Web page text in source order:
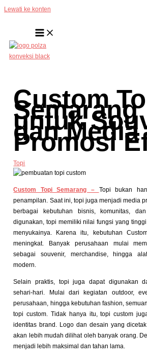
Lewati ke konten
Custom
Semarang
untuk
dan Media
Promosi
Topi
Custom Topi Semarang –
Topi bukan
penampilan. Saat ini, topi juga menjadi media
berbagai kebutuhan bisnis, komunitas,
digunakan, topi memiliki nilai fungsi yang
menyukainya.
Karena itu, kebutuhan
meningkat. Banyak perusahaan mulai
sebagai souvenir, merchandise, hingga
modern.
Selain praktis, topi juga dapat digunakan
sehari-hari. Mulai dari kegiatan outdoor,
perusahaan, hingga kebutuhan fashion,
topi custom.Tidak hanya itu, topi custom
identitas brand. Logo dan desain yang
akan lebih mudah dilihat oleh banyak orang.
menjadi lebih maksimal dan tahan lama.